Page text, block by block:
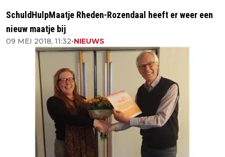
SchuldHulpMaatje Rheden-Rozendaal heeft er weer een
nieuw maatje bij
09 MEI 2018, 11:32•NIEUWS